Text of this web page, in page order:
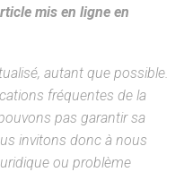
mis en ligne en
autant que possible.
fréquentes de la
pas garantir sa
invitons donc à nous
ou problème